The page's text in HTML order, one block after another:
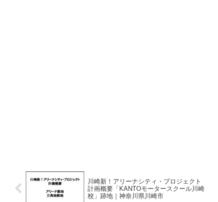
川崎新！アリーナシティ・プロジェクト
計画概要「KANTOモータースクール川崎
校」跡地｜神奈川県川崎市